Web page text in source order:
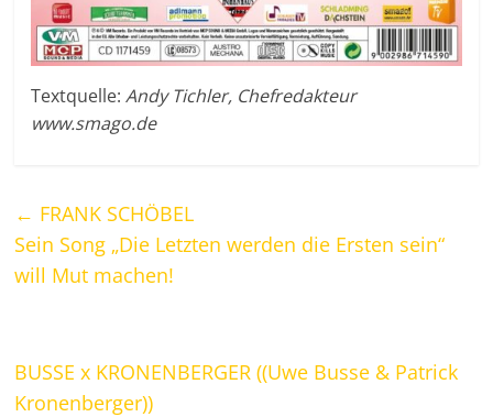
Textquelle:Andy Tichler, Chefredakteur
www.smago.de
← FRANK SCHÖBEL
Sein Song „Die Letzten werden die Ersten sein“
will Mut machen!
BUSSE x KRONENBERGER ((Uwe Busse & Patrick
Kronenberger))